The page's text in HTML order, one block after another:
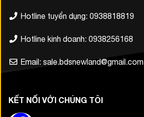
Hotline tuyển dụng: 0938818819
Hotline kinh doanh: 0938256168
Email: sale.bdsnewland@gmail.com
KẾT NỐI VỚI CHÚNG TÔI